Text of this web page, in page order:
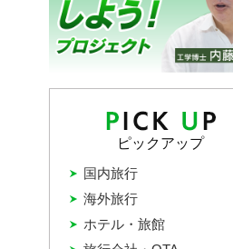
ピックアップ
ホテル・旅館
国内旅行
海外旅行